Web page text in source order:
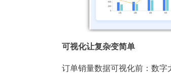
可视化让复杂变简单
订单销量数据可视化前：数字